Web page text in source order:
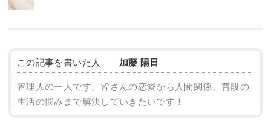
この記事を書いた人 加藤 陽日
管理人の一人です。皆さんの恋愛から人間関係、普段の
生活の悩みまで解決していきたいです！